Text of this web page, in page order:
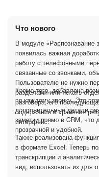
удобной.
Автоматическое
Приложение само
моно или стерео-
собеседников), и
Комментарии к
заметки и уточнения
командную работу
и дополнительные
недопонимания.
Экспорт
аналитика легко
Это удобно для
другими системами
данных.
Что нового
В модуле «Распознавание
появилась важная
работу с телефонными
связанные со звонками,
Пользователю не нужно
разделами или искать
разговора, его
содержания и хранение
интерфейс.
Кроме того, добавлена
по каждому звонку. Это
дополнительные детали
заметки прямо в CRM, что
прозрачной и удобной.
Также реализована
в формате Excel. Теперь
транскрипции и
вид, использовать их для